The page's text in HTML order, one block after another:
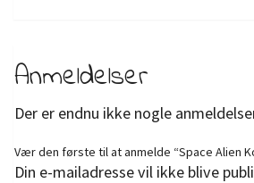
Anmeldelser
Der er endnu ikke nogle
Vær den første til at anmelde “Space Alien
Din e-mailadresse vil ikke blive